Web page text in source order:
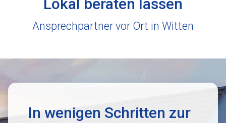
Lokal beraten lassen
Ansprechpartner vor Ort in Witten
In wenigen Schritten zur